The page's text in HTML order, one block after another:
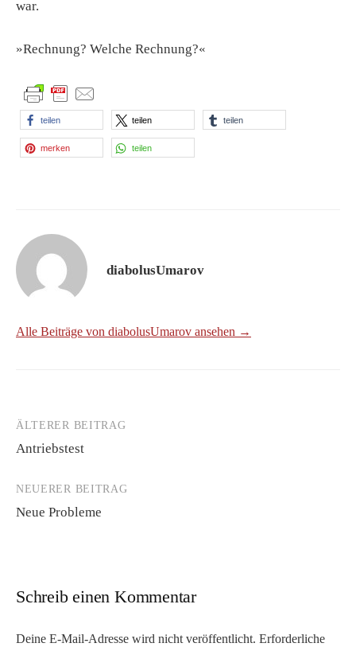
war.
»Rechnung? Welche Rechnung?«
teilen teilen teilen
merken teilen
diabolusUmarov
Alle Beiträge von diabolusUmarov ansehen →
Beitrags-
Navigation
ÄLTERER BEITRAG
Antriebstest
NEUERER BEITRAG
Neue Probleme
Schreib einen Kommentar
Deine E-Mail-Adresse wird nicht veröffentlicht. Erforderliche